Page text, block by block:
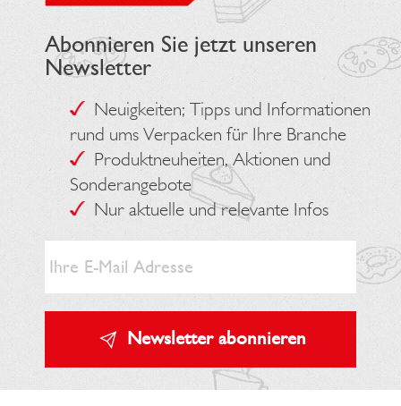
Abonnieren Sie jetzt unseren
Newsletter
Neuigkeiten; Tipps und Informationen
rund ums Verpacken für Ihre Branche
Produktneuheiten, Aktionen und
Sonderangebote
Nur aktuelle und relevante Infos
Newsletter abonnieren